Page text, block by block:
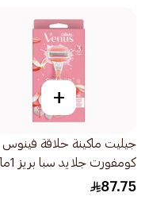
+
جيليت ماكينة حلاقة فينوس
كومفورت
شفرتين 1قطعة
87.75